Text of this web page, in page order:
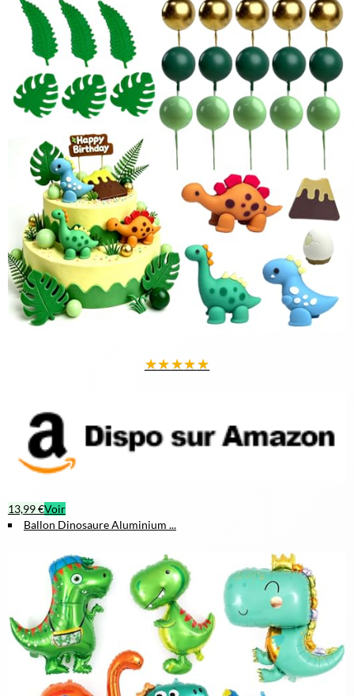
★★★★★
13,99 €Voir
Ballon Dinosaure Aluminium ...